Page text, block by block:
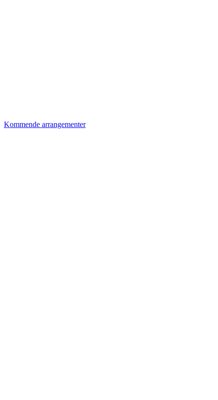
Kommende arrangementer